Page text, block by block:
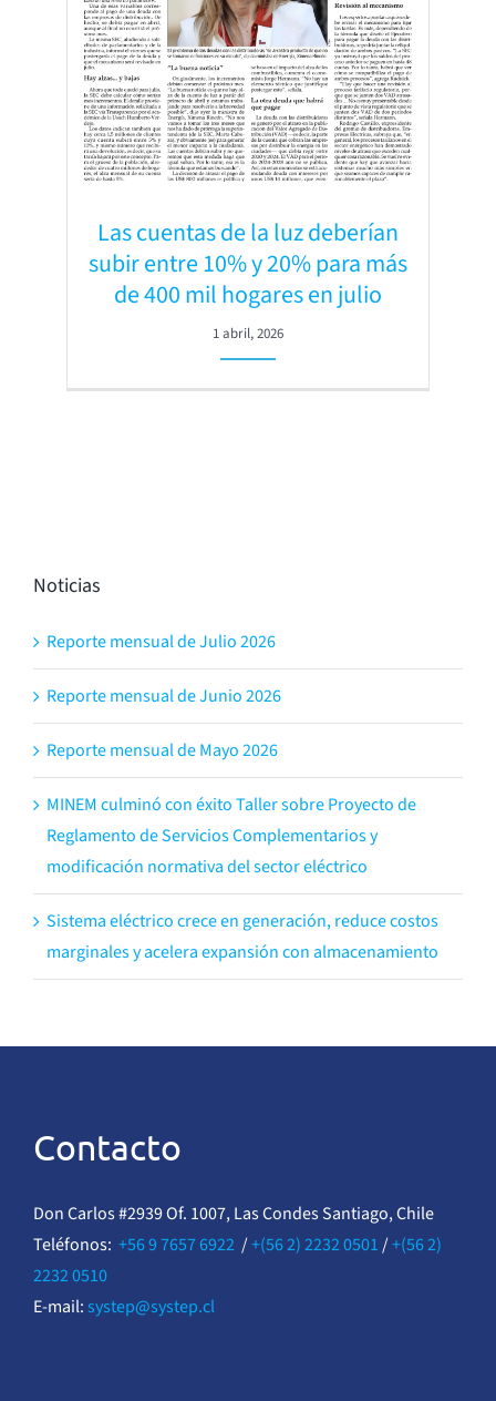
Las cuentas de la luz deberían
subir entre 10% y 20% para más
de 400 mil hogares en julio
1 abril, 2026
Noticias
Reporte mensual de Julio 2026
Reporte mensual de Junio 2026
Reporte mensual de Mayo 2026
MINEM culminó con éxito Taller sobre Proyecto de
Reglamento de Servicios Complementarios y
modificación normativa del sector eléctrico
Sistema eléctrico crece en generación, reduce costos
marginales y acelera expansión con almacenamiento
Contacto
Don Carlos #2939 Of. 1007, Las Condes Santiago, Chile
Teléfonos: +56 9 7657 6922/+(56 2) 2232 0501/+(56 2)
2232 0510
E-mail: systep@systep.cl